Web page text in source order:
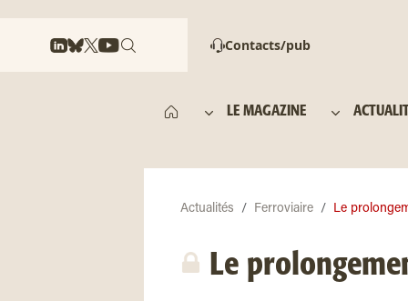
Contacts/pub
LE MAGAZINE
Actualités Ferroviaire Le
Le